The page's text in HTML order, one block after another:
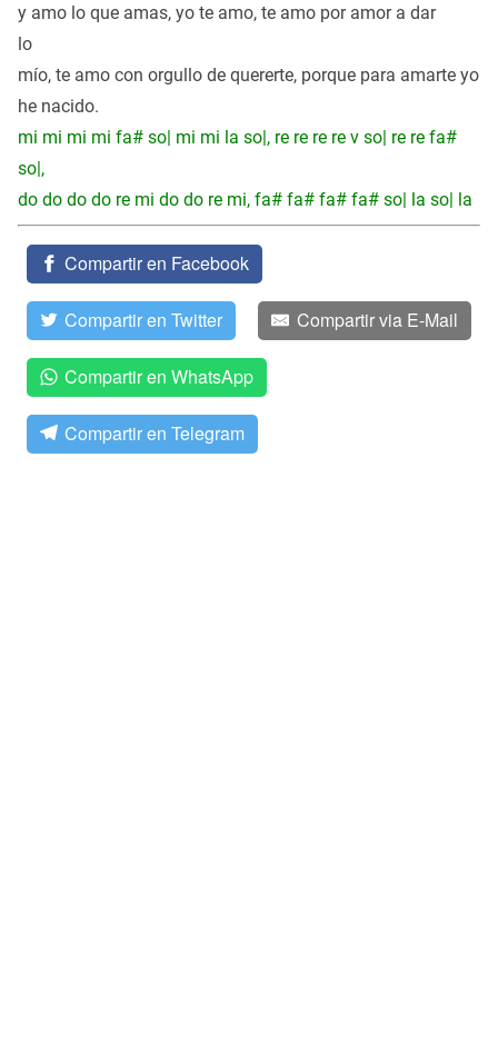
y amo lo que amas, yo te amo, te amo por amor a dar
lo
mío, te amo con orgullo de quererte, porque para amarte yo
he nacido.
mi mi mi mi fa# so| mi mi la so|, re re re re v so| re re fa#
so|,
do do do do re mi do do re mi, fa# fa# fa# fa# so| la so| la
Compartir en Facebook
Compartir en Twitter Compartir via E-Mail
Compartir en WhatsApp
Compartir en Telegram